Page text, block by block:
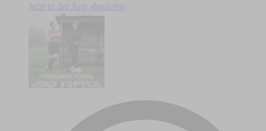
Jetzt in der App abspielen